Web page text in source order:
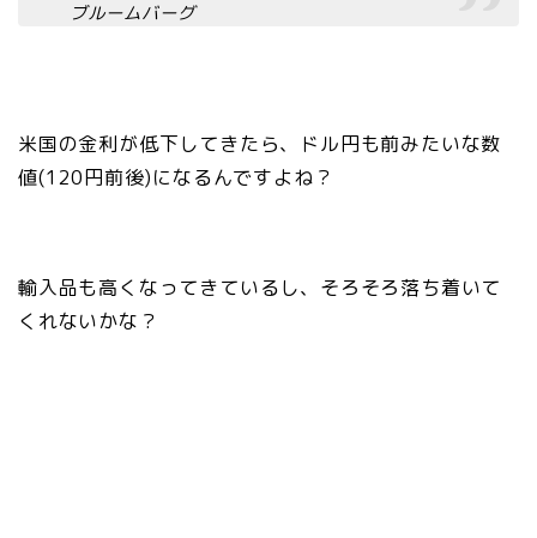
ブルームバーグ
米国の金利が低下してきたら、ドル円も前みたいな数
値(120円前後)になるんですよね？
輸入品も高くなってきているし、そろそろ落ち着いて
くれないかな？